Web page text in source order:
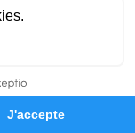
Hommages